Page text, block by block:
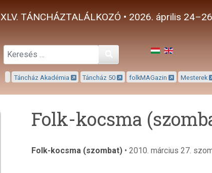
XLV. TÁNCHÁZTALÁLKOZÓ • 2026. április
Keresés
Táncház Akadémia Táncház 50 folkMAGazin Mesterek
Folk-kocsma
Folk-kocsma (szombat) • 2010. március 27.